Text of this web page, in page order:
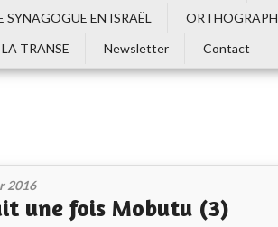
SYNAGOGUE EN ISRAËL
LA TRANSE Newsletter Contact
2016
une fois Mobutu (3)